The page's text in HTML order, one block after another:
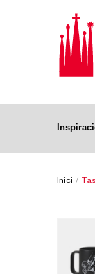
Inici /